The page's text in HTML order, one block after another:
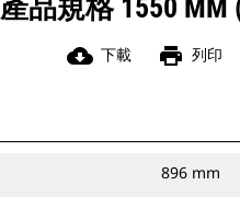
產品規格 1550 MM
cloud_download 下載 print 列印
896 mm